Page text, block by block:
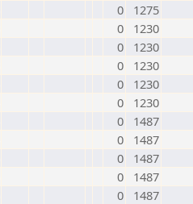
0
1275
0
1230
0
1230
0
1230
0
1230
0
1230
0
1487
0
1487
0
1487
0
1487
0
1487